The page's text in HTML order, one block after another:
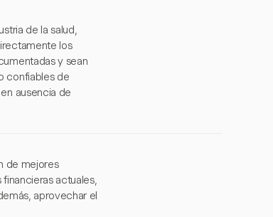
de la salud,
los
y sean
confiables de
ausencia de
de mejores
actuales,
aprovechar el